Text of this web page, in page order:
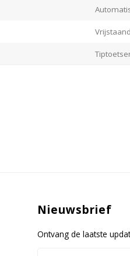
Vrijstaand
Nieuwsbrief
Ontvang de laatste